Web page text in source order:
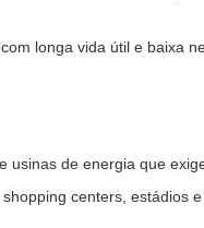
longa vida útil e baixa
usinas de energia que
shopping centers, estádios